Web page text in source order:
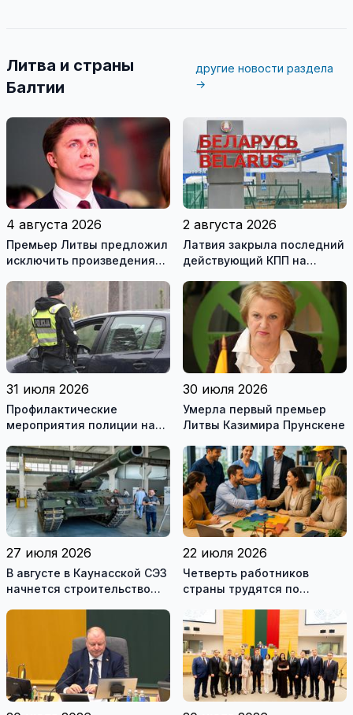
Литва и страны
Балтии
другие новости раздела
→
4 августа 2026
Премьер Литвы предложил
исключить произведения
рекомендуемой
литературы
2 августа 2026
Латвия закрыла последний
действующий КПП на
31 июля 2026
Профилактические
мероприятия полиции на
30 июля 2026
Умерла первый премьер
Литвы Казимира Прунскене
27 июля 2026
В августе в Каунасской СЭЗ
начнется строительство
22 июля 2026
Четверть работников
страны трудятся по
это выгодно и
сотрудникам, и
работодателям